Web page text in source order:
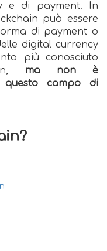
e di payment. In
può essere
di payment o
digital currency
più conosciuto
ma non è
questo campo di